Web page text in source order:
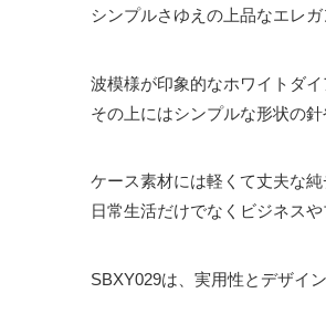
シンプルさゆえの上品なエレ
波模様が印象的なホワイトダ
その上にはシンプルな形状の
ケース素材には軽くて丈夫な
日常生活だけでなくビジネス
SBXY029は、実用性とデザイ